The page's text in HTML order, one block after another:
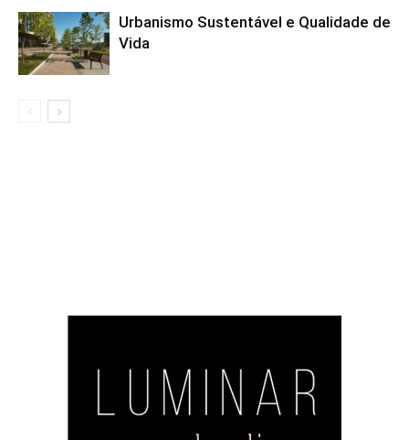
Urbanismo Sustentável e Qualidade de
Vida